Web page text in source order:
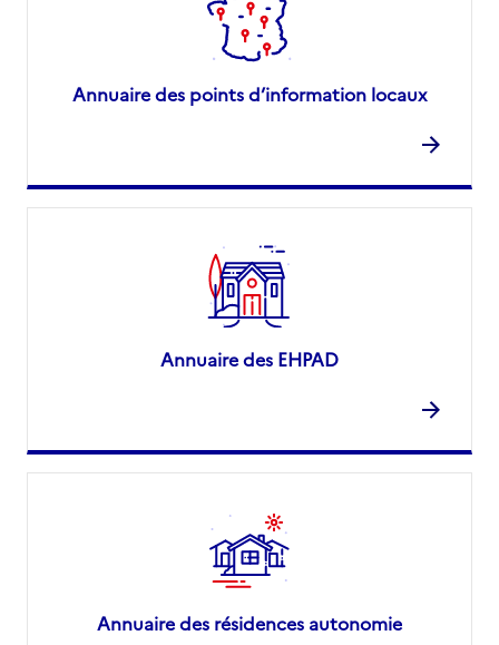
Annuaire des points d’information locaux
Annuaire des EHPAD
Annuaire des résidences autonomie